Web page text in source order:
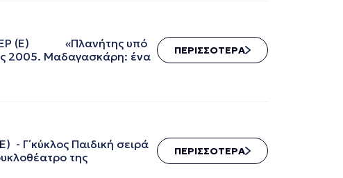
(Ε) «Πλανήτης υπό
2005. Μαδαγασκάρη: ένα
ΠΕΡΙΣΣΟΤΕΡΑ
κύκλος Παιδική σειρά
της
ΠΕΡΙΣΣΟΤΕΡΑ